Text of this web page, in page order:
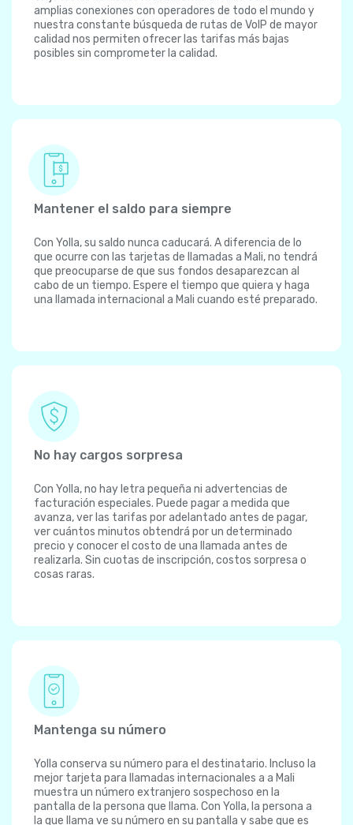
amplias conexiones con operadores de todo el mundo y
nuestra constante búsqueda de rutas de VoIP de mayor
calidad nos permiten ofrecer las tarifas más bajas
posibles sin comprometer la calidad.
Mantener el saldo para siempre
Con Yolla, su saldo nunca caducará. A diferencia de lo
que ocurre con las tarjetas de llamadas a Mali, no tendrá
que preocuparse de que sus fondos desaparezcan al
cabo de un tiempo. Espere el tiempo que quiera y haga
una llamada internacional a Mali cuando esté preparado.
No hay cargos sorpresa
Con Yolla, no hay letra pequeña ni advertencias de
facturación especiales. Puede pagar a medida que
avanza, ver las tarifas por adelantado antes de pagar,
ver cuántos minutos obtendrá por un determinado
precio y conocer el costo de una llamada antes de
realizarla. Sin cuotas de inscripción, costos sorpresa o
cosas raras.
Mantenga su número
Yolla conserva su número para el destinatario. Incluso la
mejor tarjeta para llamadas internacionales a a Mali
muestra un número extranjero sospechoso en la
pantalla de la persona que llama. Con Yolla, la persona a
la que llama ve su número en su pantalla y sabe que es